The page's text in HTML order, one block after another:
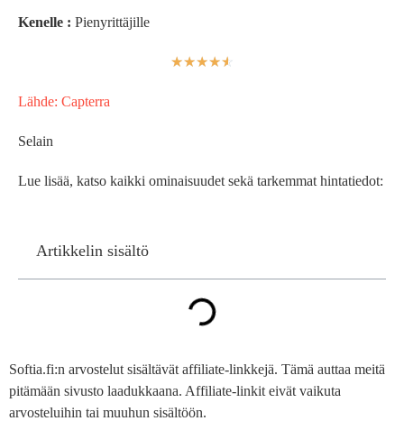
Artikkelin sisältö
Kenelle : Pienyrittäjille
☆☆☆☆☆
Lähde: Capterra
Selain
Lue lisää, katso kaikki ominaisuudet sekä tarkemmat hintatiedot:
Softia.fi:n arvostelut sisältävät affiliate-linkkejä. Tämä auttaa meitä
pitämään sivusto laadukkaana. Affiliate-linkit eivät vaikuta
arvosteluihin tai muuhun sisältöön.